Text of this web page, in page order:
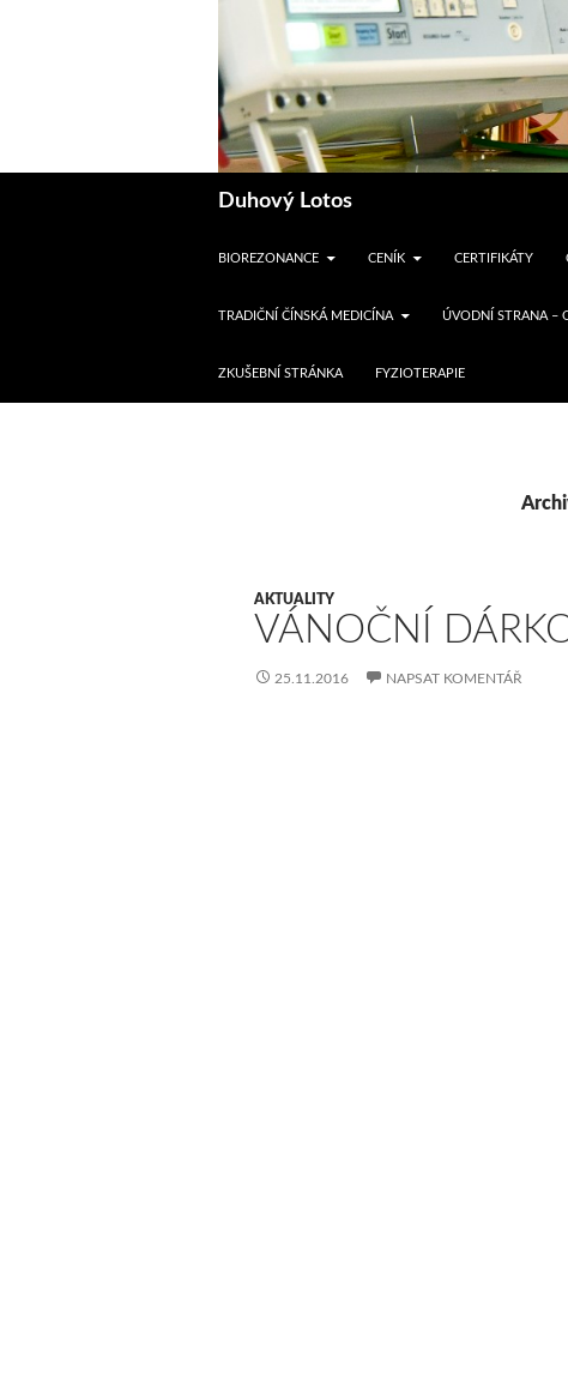
Duhový Lotos
BIOREZONANCE CENÍK CERTIFIKÁTY
TRADIČNÍ ČÍNSKÁ MEDICÍNA ÚVODNÍ STRANA –
ZKUŠEBNÍ STRÁNKA FYZIOTERAPIE
AKTUALITY
VÁNOČNÍ
25.11.2016 NAPSAT KOMENTÁŘ